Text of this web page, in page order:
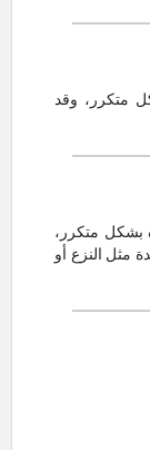
متكرر، وقد
بشكل متكرر،
مثل النزع أو